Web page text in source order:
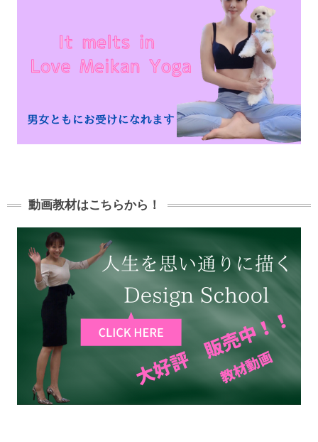
動画教材はこちらから！